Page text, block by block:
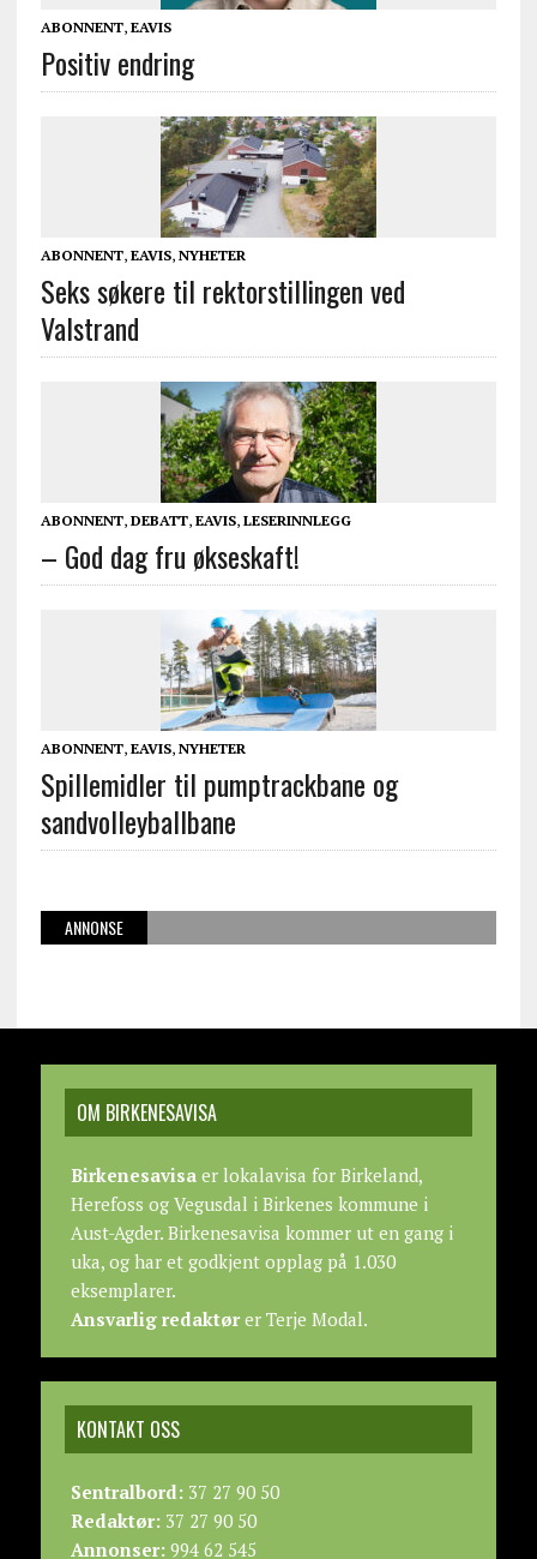
ABONNENT, EAVIS
Positiv endring
ABONNENT, EAVIS, NYHETER
Seks søkere til rektorstillingen ved
Valstrand
ABONNENT, DEBATT, EAVIS, LESERINNLEGG
– God dag fru økseskaft!
ABONNENT, EAVIS, NYHETER
Spillemidler til pumptrackbane og
sandvolleyballbane
ANNONSE
OM BIRKENESAVISA
Birkenesavisaer lokalavisa for Birkeland,
Herefoss og Vegusdal i Birkenes kommune i
Aust-Agder. Birkenesavisa kommer ut en gang i
uka, og har et godkjent opplag på 1.030
eksemplarer.
Ansvarlig redaktører Terje Modal.
KONTAKT OSS
Sentralbord:37 27 90 50
Redaktør:37 27 90 50
Annonser:994 62 545